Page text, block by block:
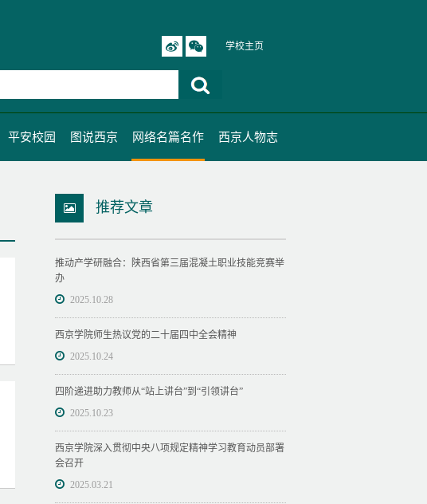
学校主页
平安校园 图说西京 网络名篇名作 西京人物志
推荐文章
推动产学研融合：陕西省第三届混凝土职业技能竞赛举
办
2025.10.28
西京学院师生热议党的二十届四中全会精神
2025.10.24
四阶递进助力教师从“站上讲台”到“引领讲台”
2025.10.23
西京学院深入贯彻中央八项规定精神学习教育动员部署
会召开
2025.03.21